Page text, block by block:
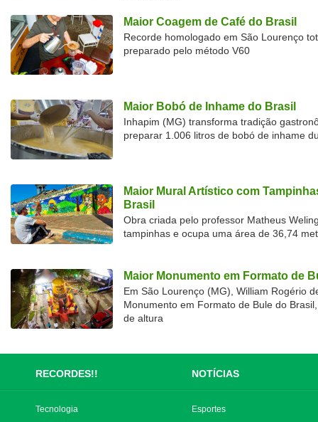
Maior Coagem de Café do Brasil
Recorde homologado em São Lourenço
preparado pelo método V60
Maior Bobó de Inhame do Brasil
Inhapim (MG) transforma tradição
preparar 1.006 litros de bobó de inhame
Maior Mural Artístico com
Brasil
Obra criada pelo professor Matheus
tampinhas e ocupa uma área de 36,74
Maior Monumento em Formato de
Em São Lourenço (MG), William Rogério
Monumento em Formato de Bule do
de altura
RECORDES!! NOTÍCIAS
Tecnologia
Esportes